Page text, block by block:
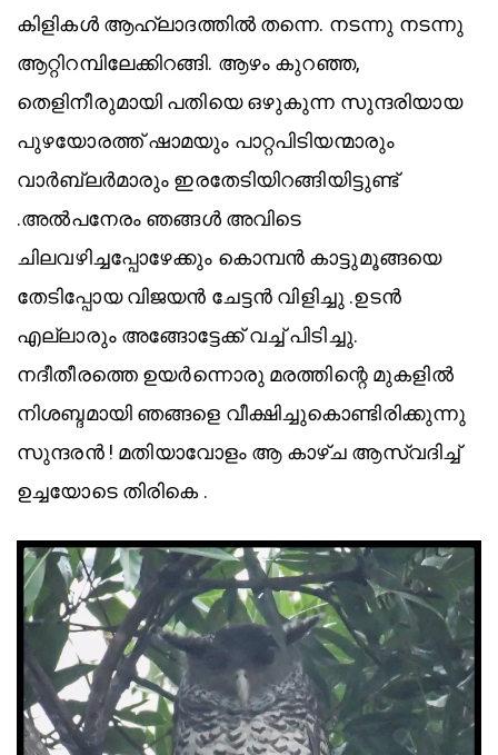
കിളികൾ ആഹ്ലാദത്തിൽ തന്നെ. നടന്നു നടന്നു
ആറ്റിറമ്പിലേക്കിറങ്ങി. ആഴം കുറഞ്ഞ,
തെളിനീരുമായി പതിയെ ഒഴുകുന്ന സുന്ദരിയായ
പുഴയോരത്ത് ഷാമയും പാറ്റപിടിയന്മാരും
വാർബ്ലർമാരും ഇരതേടിയിറങ്ങിയിട്ടുണ്ട്
.അൽപനേരം ഞങ്ങൾ അവിടെ
ചിലവഴിച്ചപ്പോഴേക്കും കൊമ്പൻ കാട്ടുമൂങ്ങയെ
തേടിപ്പോയ വിജയൻ ചേട്ടൻ വിളിച്ചു .ഉടൻ
എല്ലാരും അങ്ങോട്ടേക്ക് വച്ച് പിടിച്ചു.
നദീതീരത്തെ ഉയർന്നൊരു മരത്തിന്റെ മുകളിൽ
നിശബ്ദമായി ഞങ്ങളെ വീക്ഷിച്ചുകൊണ്ടിരിക്കുന്നു
സുന്ദരൻ ! മതിയാവോളം ആ കാഴ്ച ആസ്വദിച്ച്
ഉച്ചയോടെ തിരികെ .